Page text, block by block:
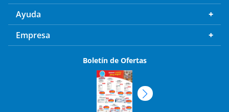
Ayuda
Empresa
Boletín de Ofertas